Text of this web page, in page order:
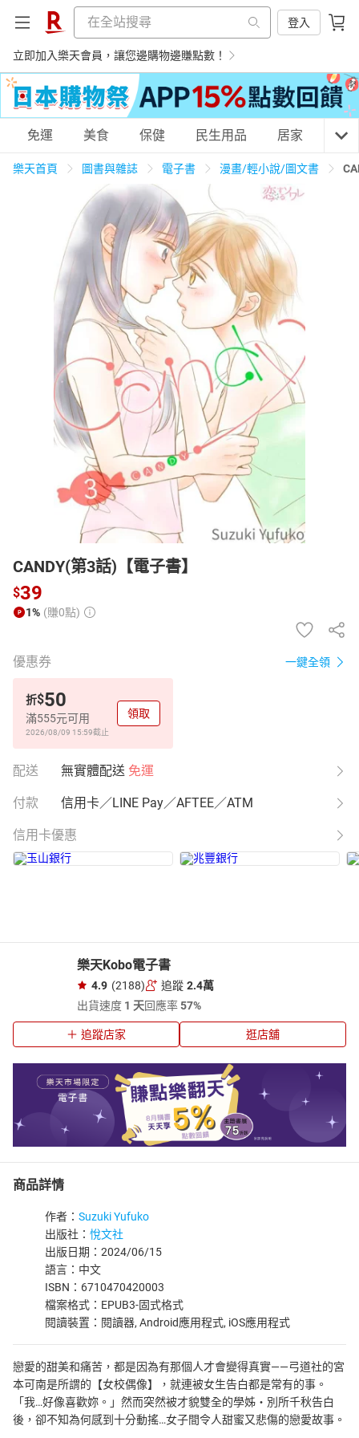
登入
立即加入樂天會員，讓您邊購物邊賺點數！
購物網分類
美食蛋糕 養生保健
居家生活 3C家電 運動休閒 親子玩具
男裝 化妝保養
日本購物 電子/紙本書
免運 美食 保健 民生用品 居家 3C
樂天首頁 圖書與雜誌 電子書 漫畫/輕小說/圖文書
CANDY(第3話)【電子書】
$39
1% (賺0點)
優惠券 一鍵全領
折$50
滿555元可用
2026/08/09 15:59截止
領取
配送 無實體配送 免運
付款 信用卡／LINE Pay／AFTEE／ATM
信用卡優惠
樂天Kobo電子書
4.9 (2188) 追蹤 2.4萬
出貨速度 1 天回應率57%
追蹤店家 逛店舖
商品詳情
作者： Suzuki Yufuko
出版社： 悅文社
出版日期：2024/06/15
語言：中文
ISBN：6710470420003
檔案格式：EPUB3-固式格式
閱讀裝置：閱讀器, Android應用程式, iOS應用程式
戀愛的甜美和痛苦，都是因為有那個人才會變得真實——弓道社的宮
本可南是所謂的【女校偶像】，就連被女生告白都是常有的事。
「我…好像喜歡妳。」然而突然被才貌雙全的學姊・別所千秋告白
後，卻不知為何感到十分動搖…女子間令人甜蜜又悲傷的戀愛故事。